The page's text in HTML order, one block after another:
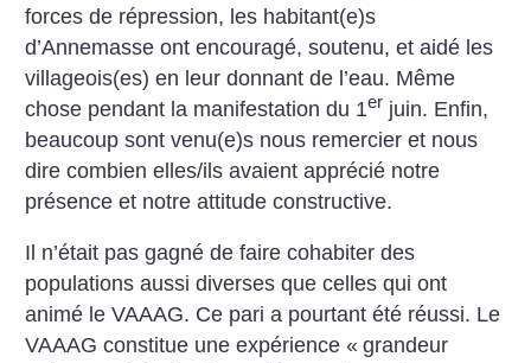
forces de répression, les habitant(e)s
d’Annemasse ont encouragé, soutenu, et aidé les
villageois(es) en leur donnant de l’eau. Même
chose pendant la manifestation du 1er juin. Enfin,
beaucoup sont venu(e)s nous remercier et nous
dire combien elles/ils avaient apprécié notre
présence et notre attitude constructive.
Il n’était pas gagné de faire cohabiter des
populations aussi diverses que celles qui ont
animé le VAAAG. Ce pari a pourtant été réussi. Le
VAAAG constitue une expérience « grandeur